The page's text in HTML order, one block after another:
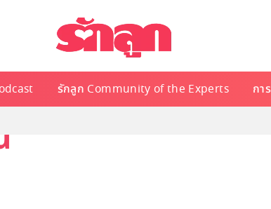
รักลูก Community of the Experts กา